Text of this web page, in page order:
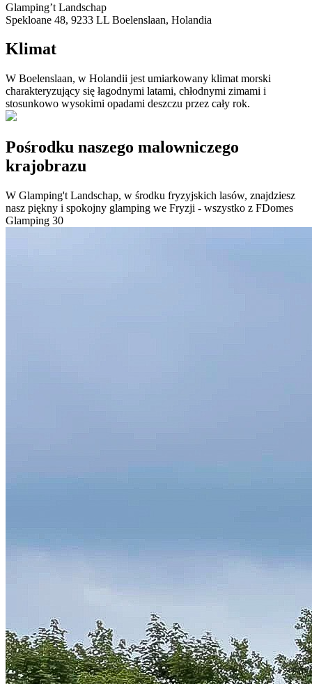
Glamping’t Landschap
Spekloane 48, 9233 LL Boelenslaan, Holandia
Klimat
W Boelenslaan, w Holandii jest umiarkowany klimat morski
charakteryzujący się łagodnymi latami, chłodnymi zimami i
stosunkowo wysokimi opadami deszczu przez cały rok.
Pośrodku naszego malowniczego
krajobrazu
W Glamping't Landschap, w środku fryzyjskich lasów, znajdziesz
nasz piękny i spokojny glamping we Fryzji - wszystko z FDomes
Glamping 30